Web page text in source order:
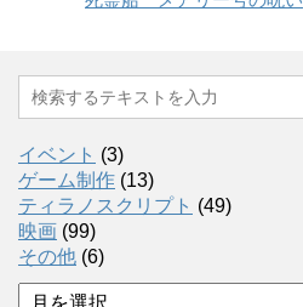
イベント (3)
ゲーム制作 (13)
ティラノスクリプト (49)
映画 (99)
その他 (6)
ア